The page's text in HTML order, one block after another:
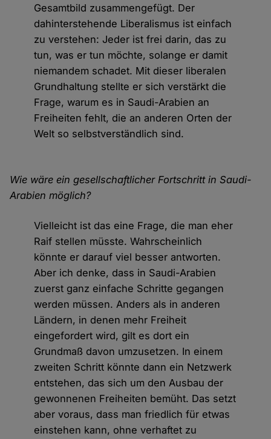
Gesamtbild zusammengefügt. Der
dahinterstehende Liberalismus ist einfach
zu verstehen: Jeder ist frei darin, das zu
tun, was er tun möchte, solange er damit
niemandem schadet. Mit dieser liberalen
Grundhaltung stellte er sich verstärkt die
Frage, warum es in Saudi-Arabien an
Freiheiten fehlt, die an anderen Orten der
Welt so selbstverständlich sind.
Wie wäre ein gesellschaftlicher Fortschritt in Saudi-
Arabien möglich?
Vielleicht ist das eine Frage, die man eher
Raif stellen müsste. Wahrscheinlich
könnte er darauf viel besser antworten.
Aber ich denke, dass in Saudi-Arabien
zuerst ganz einfache Schritte gegangen
werden müssen. Anders als in anderen
Ländern, in denen mehr Freiheit
eingefordert wird, gilt es dort ein
Grundmaß davon umzusetzen. In einem
zweiten Schritt könnte dann ein Netzwerk
entstehen, das sich um den Ausbau der
gewonnenen Freiheiten bemüht. Das setzt
aber voraus, dass man friedlich für etwas
einstehen kann, ohne verhaftet zu